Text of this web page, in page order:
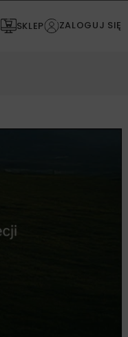
SKLEP ZALOGUJ SIĘ